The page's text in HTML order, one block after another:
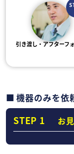
引き渡し・アフターフ
機器のみを依
STEP 1 お